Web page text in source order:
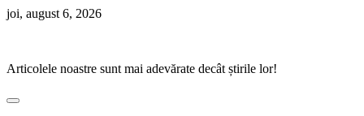
Skip
joi, august 6, 2026
Articolele noastre sunt mai adevărate decât știrile lor!